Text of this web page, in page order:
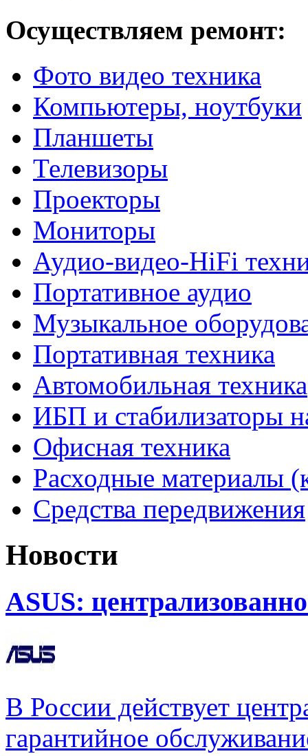
Осуществляем ремонт:
Фото видео техника
Компьютеры, ноутбуки
Планшеты
Телевизоры
Проекторы
Мониторы
Аудио-видео-HiFi
Портативное аудио
Музыкальное
Портативная техника
Автомобильная техника
ИБП и стабилизаторы
Офисная техника
Расходные материалы
Средства передвижения
Новости
ASUS:
В России действует
гарантийное